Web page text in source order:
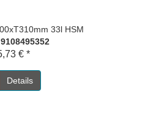
33l HSM
€ *
Details